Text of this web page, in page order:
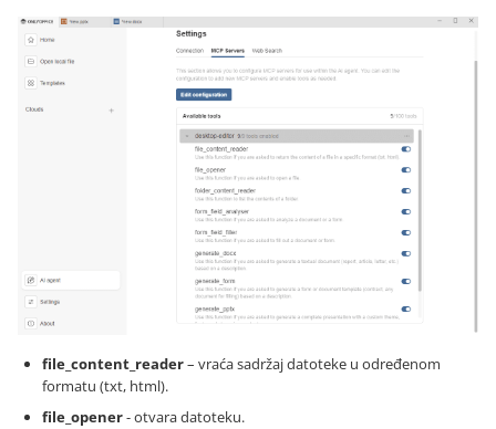
file_content_reader– vraća sadržaj datoteke u određenom
formatu (txt, html).
file_opener- otvara datoteku.